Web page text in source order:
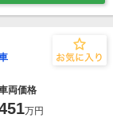
両価格
万円